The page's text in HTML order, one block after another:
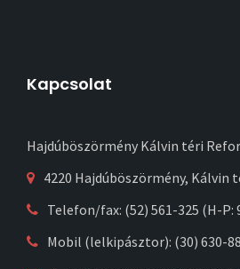
Kapcsolat
Hajdúböszörmény Kálvin téri
4220 Hajdúböszörmény, Kálvin
Telefon/fax: (52) 561-325 (H-P:
Mobil (lelkipásztor): (30) 630-